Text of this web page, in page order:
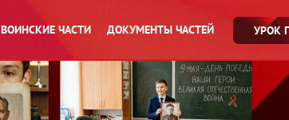
ВОИНСКИЕ ЧАСТИ ДОКУМЕНТЫ ЧАСТЕЙ УРОК